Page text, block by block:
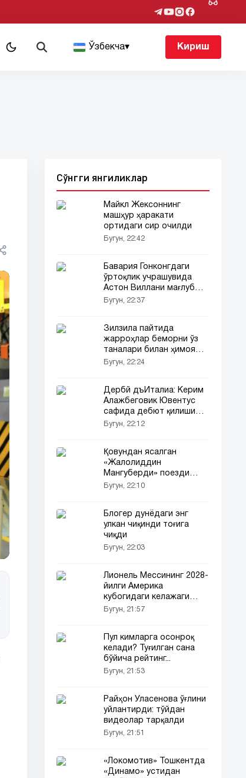
Ўзбекча▾ Кириш
Сўнгги янгиликлар
Майкл Жексоннинг
машҳур ҳаракати
ортидаги сир очилди
Бугун, 22:42
Бавария Гонконгдаги
ўртоқлик учрашувида
Астон Виллани мағлуб
этди
Бугун, 22:37
Зилзила пайтида
жарроҳлар беморни ўз
таналари билан ҳимоя
қилди (видео)
Бугун, 22:24
Дербй дъИталиа: Керим
Алажбеговик Ювентус
сафида дебют қилиши
мумкин
Бугун, 22:12
Қовундан ясалган
«Жалолиддин
Мангуберди» поезди
фестивал меҳмонларини
Бугун, 22:10
Блогер дунёдаги энг
улкан чиқинди тоғига
чиқди
Бугун, 22:03
Лионель Мессининг 2028-
йилги Америка
кубогидаги келажаги
маълум қилинди
Бугун, 21:57
Пул кимларга осонроқ
келади? Туғилган сана
бўйича рейтинг...
Бугун, 21:53
Райҳон Уласенова ўғлини
уйлантирди: тўйдан
видеолар тарқалди
Бугун, 21:51
«Локомотив» Тошкентда
«Динамо» устидан